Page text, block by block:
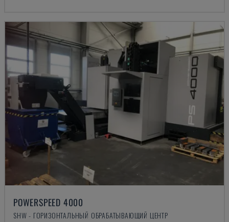
POWERSPEED 4000
SHW - ГОРИЗОНТАЛЬНЫЙ ОБРАБАТЫВАЮЩИЙ ЦЕНТР